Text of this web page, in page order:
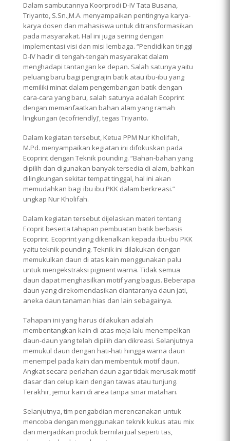
Dalam sambutannya Koorprodi D-IV Tata Busana,
Triyanto, S.Sn.,M.A. menyampaikan pentingnya karya-
karya dosen dan mahasiswa untuk ditransformasikan
pada masyarakat. Hal ini juga seiring dengan
implementasi visi dan misi lembaga. “Pendidikan tinggi
D-IV hadir di tengah-tengah masyarakat dalam
menghadapi tantangan ke depan. Salah satunya yaitu
peluang baru bagi pengrajin batik atau ibu-ibu yang
memiliki minat dalam pengembangan batik dengan
cara-cara yang baru, salah satunya adalah Ecoprint
dengan memanfaatkan bahan alam yang ramah
lingkungan (ecofriendly)’, tegas Triyanto.
Dalam kegiatan tersebut, Ketua PPM Nur Kholifah,
M.Pd. menyampaikan kegiatan ini difokuskan pada
Ecoprint dengan Teknik pounding. “Bahan-bahan yang
dipilih dan digunakan banyak tersedia di alam, bahkan
dilingkungan sekitar tempat tinggal, hal ini akan
memudahkan bagi ibu ibu PKK dalam berkreasi.”
ungkap Nur Kholifah.
Dalam kegiatan tersebut dijelaskan materi tentang
Ecoprit beserta tahapan pembuatan batik berbasis
Ecoprint. Ecoprint yang dikenalkan kepada ibu-ibu PKK
yaitu teknik pounding. Teknik ini dilakukan dengan
memukulkan daun di atas kain menggunakan palu
untuk mengekstraksi pigment warna. Tidak semua
daun dapat menghasilkan motif yang bagus. Beberapa
daun yang direkomendasikan diantaranya daun jati,
aneka daun tanaman hias dan lain sebagainya.
Tahapan ini yang harus dilakukan adalah
membentangkan kain di atas meja lalu menempelkan
daun-daun yang telah dipilih dan dikreasi. Selanjutnya
memukul daun dengan hati-hati hingga warna daun
menempel pada kain dan membentuk motif daun.
Angkat secara perlahan daun agar tidak merusak motif
dasar dan celup kain dengan tawas atau tunjung.
Terakhir, jemur kain di area tanpa sinar matahari.
Selanjutnya, tim pengabdian merencanakan untuk
mencoba dengan menggunakan teknik kukus atau mix
dan menjadikan produk bernilai jual seperti tas,